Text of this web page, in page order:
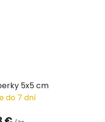
5x5 cm
do 7 dní